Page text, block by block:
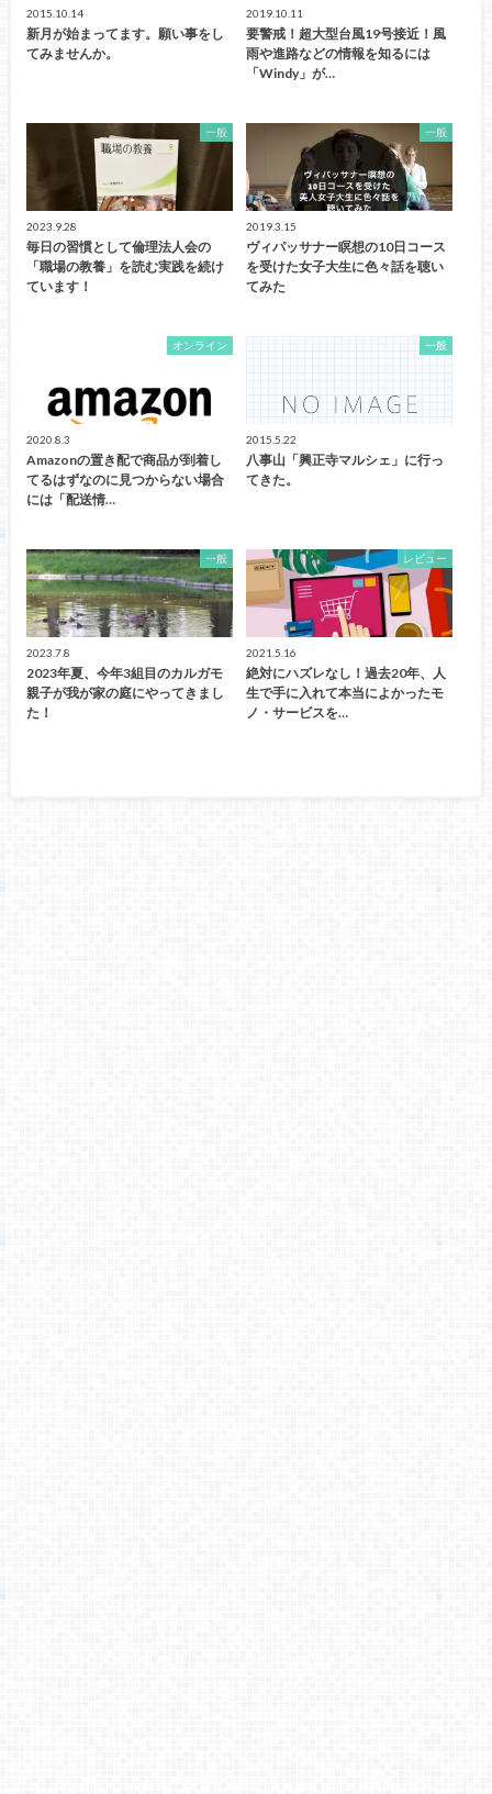
2015.10.14
新月が始まってます。願い事をし
てみませんか。
2019.10.11
要警戒！超大型台風19号接近！風
雨や進路などの情報を知るには
「Windy」が…
一般
2023.9.28
毎日の習慣として倫理法人会の
「職場の教養」を読む実践を続け
ています！
一般
2019.3.15
ヴィパッサナー瞑想の10日コース
を受けた女子大生に色々話を聴い
てみた
オンライン
2020.8.3
Amazonの置き配で商品が到着し
てるはずなのに見つからない場合
には「配送情…
一般
2015.5.22
八事山「興正寺マルシェ」に行っ
てきた。
一般
2023.7.8
2023年夏、今年3組目のカルガモ
親子が我が家の庭にやってきまし
た！
レビュー
2021.5.16
絶対にハズレなし！過去20年、人
生で手に入れて本当によかったモ
ノ・サービスを…